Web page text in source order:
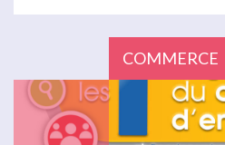
COMMERCE